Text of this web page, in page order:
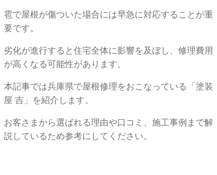
雹で屋根が傷ついた場合には早急に対応することが重
要です。
劣化が進行すると住宅全体に影響を及ぼし、修理費用
が高くなる可能性があります。
本記事では兵庫県で屋根修理をおこなっている「塗装
屋 吉」を紹介します。
お客さまから選ばれる理由や口コミ、施工事例まで解
説しているため参考にしてください。